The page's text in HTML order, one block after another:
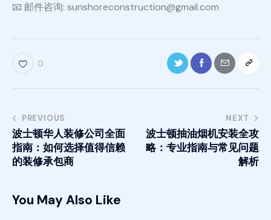
📧 邮件咨询: sunshoreconstruction@gmail.com
0
PREVIOUS
波士顿华人装修公司全面
指南：如何选择值得信赖
的装修承包商
NEXT
波士顿抽油烟机安装全攻
略：专业指南与常见问题
解析
You May Also Like